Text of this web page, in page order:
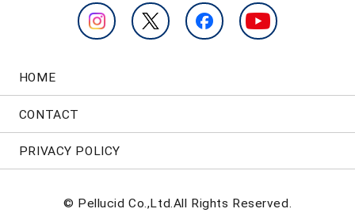
HOME
CONTACT
PRIVACY POLICY
© Pellucid Co.,Ltd.All Rights Reserved.